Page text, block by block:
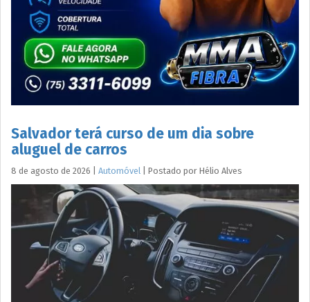
Salvador terá curso de um dia sobre
aluguel de carros
8 de agosto de 2026 Automóvel Postado por Hélio Alves